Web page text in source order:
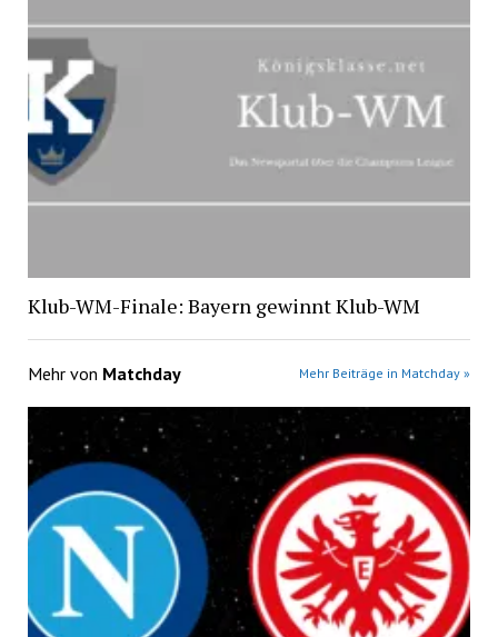
Klub-WM-Finale: Bayern gewinnt Klub-WM
Mehr von Matchday Mehr Beiträge in Matchday »